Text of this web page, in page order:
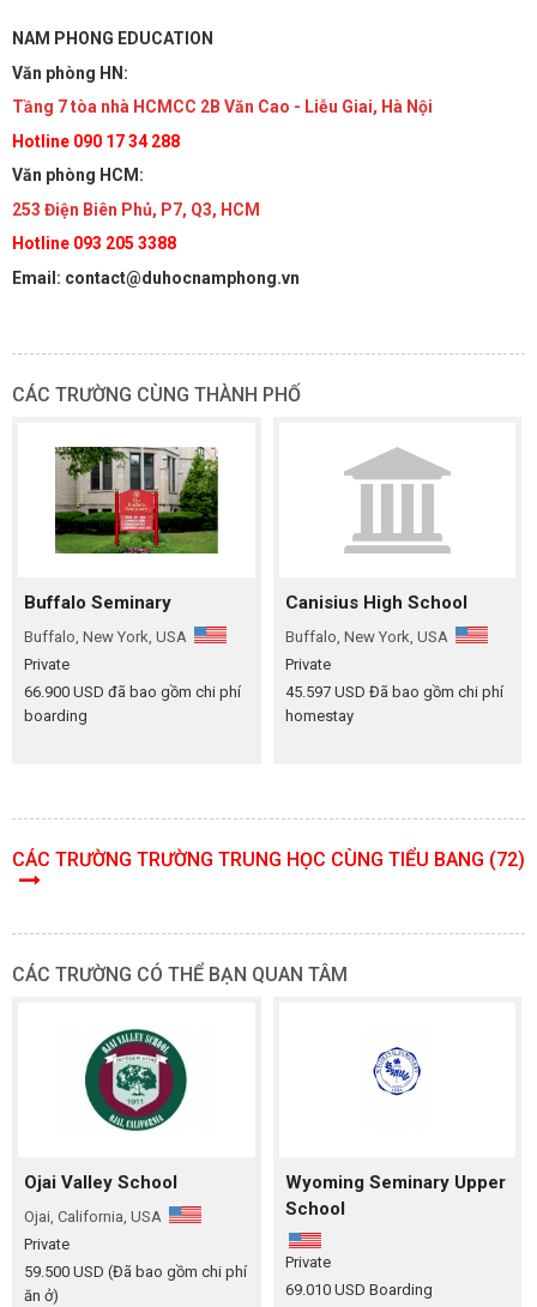
NAM PHONG EDUCATION
Văn phòng HN:
Tầng 7 tòa nhà HCMCC 2B Văn Cao - Liễu Giai, Hà Nội
Hotline 090 17 34 288
Văn phòng HCM:
253 Điện Biên Phủ, P7, Q3, HCM
Hotline 093 205 3388
Email: contact@duhocnamphong.vn
CÁC TRƯỜNG CÙNG THÀNH PHỐ
Buffalo Seminary
Buffalo, New York, USA
Private
66.900 USD đã bao gồm chi phí
boarding
Canisius High School
Buffalo, New York, USA
Private
45.597 USD Đã bao gồm chi phí
homestay
CÁC TRƯỜNG TRƯỜNG TRUNG HỌC CÙNG TIỂU BANG (72)
CÁC TRƯỜNG CÓ THỂ BẠN QUAN TÂM
Ojai Valley School
Ojai, California, USA
Private
59.500 USD (Đã bao gồm chi phí
ăn ở)
Wyoming Seminary Upper
School
Private
69.010 USD Boarding